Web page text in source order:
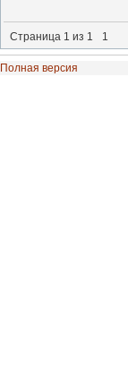
Страница 1 из 1 1
Полная версия